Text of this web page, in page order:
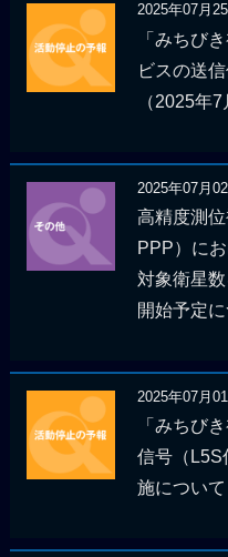
2025年07月25
「みちび
ビスの送
（2025年
2025年07月
高精度測
PPP）に
対象衛星
開始予定
2025年07月
「みちび
信号（L5S
施について